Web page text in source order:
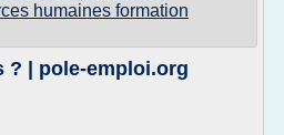
humaines formation
? | pole-emploi.org